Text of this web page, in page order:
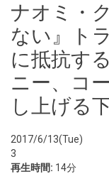
ナオミ・
ない』ト
に抵抗す
ニー、コ
し上げる
2017/6/13(Tue)
3
再生時間: 14分